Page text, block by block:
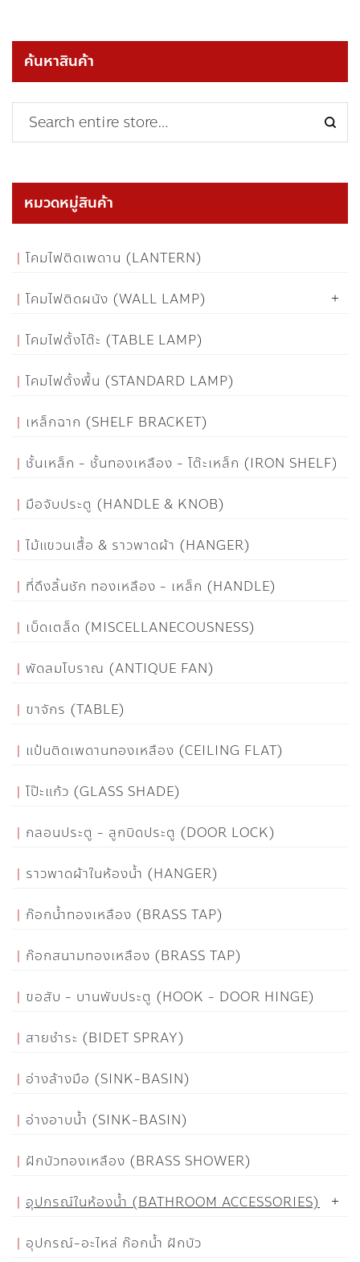
ค้นหาสินค้า
หมวดหมู่สินค้า
โคมไฟติดเพดาน (LANTERN)
โคมไฟติดผนัง (WALL LAMP)
โคมไฟตั้งโต๊ะ (TABLE LAMP)
โคมไฟตั้งพื้น (STANDARD LAMP)
เหล็กฉาก (SHELF BRACKET)
ชั้นเหล็ก - ชั้นทองเหลือง - โต๊ะเหล็ก (IRON SHELF)
มือจับประตู (HANDLE & KNOB)
ไม้แขวนเสื้อ & ราวพาดผ้า (HANGER)
ที่ดึงลิ้นชัก ทองเหลือง - เหล็ก (HANDLE)
เบ็ดเตล็ด (MISCELLANECOUSNESS)
พัดลมโบราณ (ANTIQUE FAN)
ขาจักร (TABLE)
แป้นติดเพดานทองเหลือง (CEILING FLAT)
โป๊ะแก้ว (GLASS SHADE)
กลอนประตู - ลูกบิดประตู (DOOR LOCK)
ราวพาดผ้าในห้องน้ำ (HANGER)
ก๊อกน้ำทองเหลือง (BRASS TAP)
ก๊อกสนามทองเหลือง (BRASS TAP)
ขอสับ - บานพับประตู (HOOK - DOOR HINGE)
สายชำระ (BIDET SPRAY)
อ่างล้างมือ (SINK-BASIN)
อ่างอาบน้ำ (SINK-BASIN)
ฝักบัวทองเหลือง (BRASS SHOWER)
อุปกรณ์ในห้องน้ำ (BATHROOM ACCESSORIES)
อุปกรณ์-อะไหล่ ก๊อกน้ำ ฝักบัว